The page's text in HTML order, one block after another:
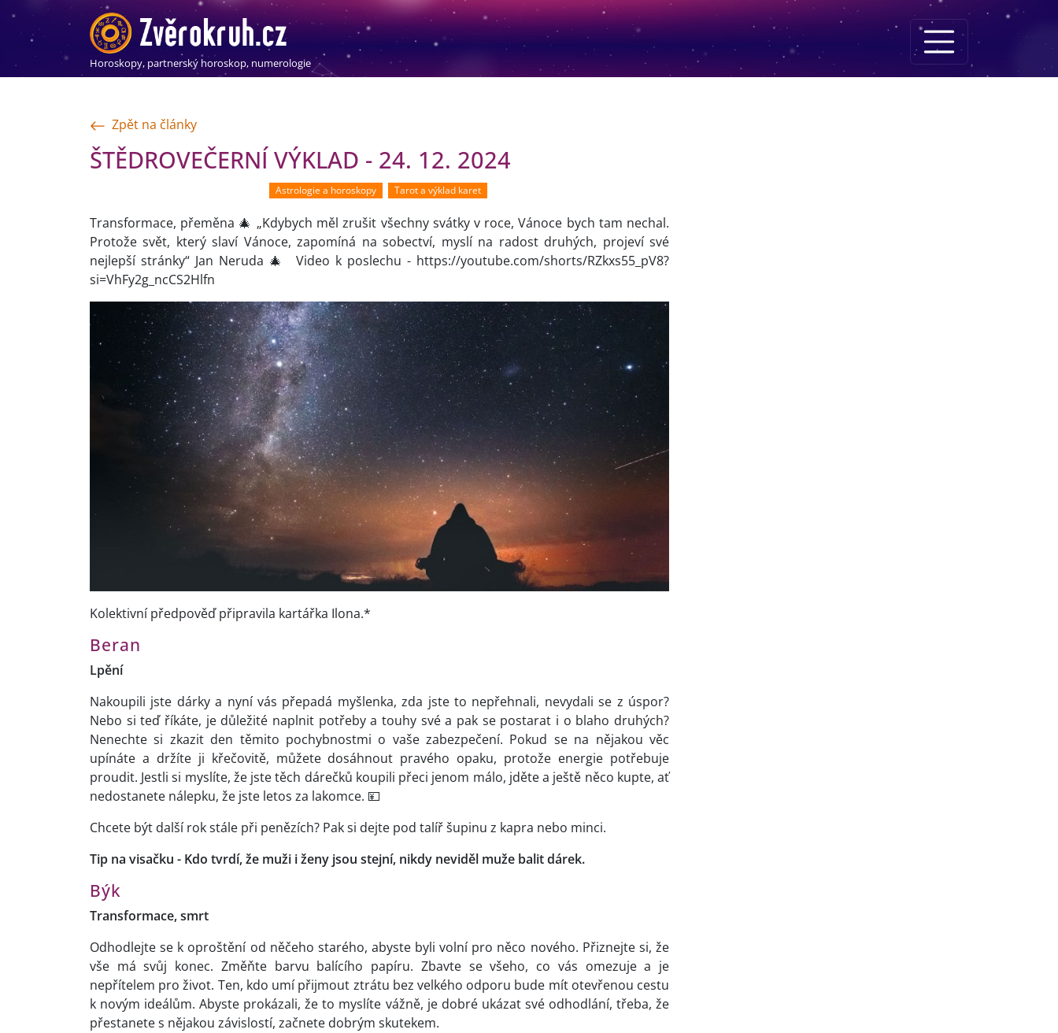
Horoskopy, partnerský horoskop, numerologie
Zpět na články
ŠTĚDROVEČERNÍ VÝKLAD - 24. 12. 2024
Astrologie a horoskopy Tarot a výklad karet
Transformace, přeměna 🎄 „Kdybych měl zrušit všechny svátky v roce, Vánoce bych tam nechal.
Protože svět, který slaví Vánoce, zapomíná na sobectví, myslí na radost druhých, projeví své
nejlepší stránky“ Jan Neruda 🎄 Video k poslechu - https://youtube.com/shorts/RZkxs55_pV8?
si=VhFy2g_ncCS2Hlfn
Kolektivní předpověď připravila kartářka Ilona.*
Beran
Lpění
Nakoupili jste dárky a nyní vás přepadá myšlenka, zda jste to nepřehnali, nevydali se z úspor?
Nebo si teď říkáte, je důležité naplnit potřeby a touhy své a pak se postarat i o blaho druhých?
Nenechte si zkazit den těmito pochybnostmi o vaše zabezpečení. Pokud se na nějakou věc
upínáte a držíte ji křečovitě, můžete dosáhnout pravého opaku, protože energie potřebuje
proudit. Jestli si myslíte, že jste těch dárečků koupili přeci jenom málo, jděte a ještě něco kupte, ať
nedostanete nálepku, že jste letos za lakomce. 💴
Chcete být další rok stále při penězích? Pak si dejte pod talíř šupinu z kapra nebo minci.
Tip na visačku - Kdo tvrdí, že muži i ženy jsou stejní, nikdy neviděl muže balit dárek.
Býk
Transformace, smrt
Odhodlejte se k oproštění od něčeho starého, abyste byli volní pro něco nového. Přiznejte si, že
vše má svůj konec. Změňte barvu balícího papíru. Zbavte se všeho, co vás omezuje a je
nepřítelem pro život. Ten, kdo umí přijmout ztrátu bez velkého odporu bude mít otevřenou cestu
k novým ideálům. Abyste prokázali, že to myslíte vážně, je dobré ukázat své odhodlání, třeba, že
přestanete s nějakou závislostí, začnete dobrým skutekem.